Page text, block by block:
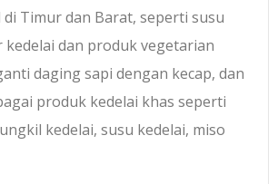
di Timur dan Barat, seperti susu
kedelai dan produk vegetarian
daging sapi dengan kecap, dan
produk kedelai khas seperti
kedelai, susu kedelai, miso